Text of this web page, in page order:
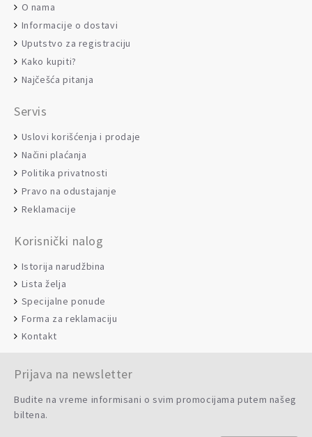
O nama
Informacije o dostavi
Uputstvo za registraciju
Kako kupiti?
Najčešća pitanja
Servis
Uslovi korišćenja i prodaje
Načini plaćanja
Politika privatnosti
Pravo na odustajanje
Reklamacije
Korisnički nalog
Istorija narudžbina
Lista želja
Specijalne ponude
Forma za reklamaciju
Kontakt
Prijava na newsletter
Budite na vreme informisani o svim promocijama putem našeg
biltena.